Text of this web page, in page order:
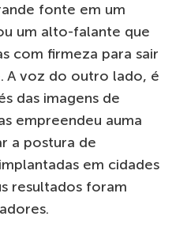
fonte em um
um alto-falante que
com firmeza para sair
A voz do outro lado, é
das imagens de
empreendeu auma
a postura de
em cidades
resultados foram